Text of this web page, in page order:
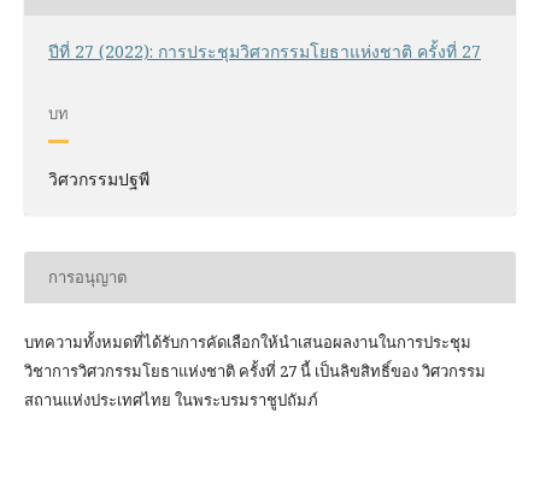
ปีที่ 27 (2022): การประชุมวิศวกรรมโยธาแห่งชาติ ครั้งที่ 27
บท
วิศวกรรมปฐพี
การอนุญาต
บทความทั้งหมดที่ได้รับการคัดเลือกให้นำเสนอผลงานในการประชุม
วิชาการวิศวกรรมโยธาแห่งชาติ ครั้งที่ 27 นี้ เป็นลิขสิทธิ์ของวิศวกรรม
สถานแห่งประเทศไทย ในพระบรมราชูปถัมภ์